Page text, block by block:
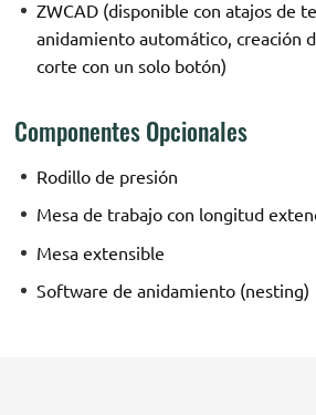
ZWCAD (disponible con atajos de
anidamiento automático, creación
corte con un solo botón)
Componentes Opcionales
Rodillo de presión
Mesa de trabajo con longitud
Mesa extensible
Software de anidamiento (nesting)